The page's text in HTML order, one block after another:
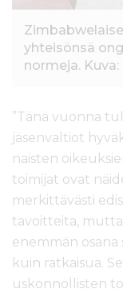
yhteisönsä
normeja. Kuva:
”Tänä vuonna
jäsenvaltiot
naisten
toimijat ovat
merkittävästi
tavoitteita,
enemmän
kuin ratkaisua.
uskonnollisten